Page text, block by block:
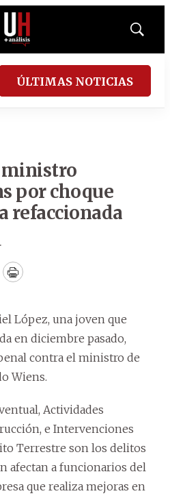
Mostrar
ÚLTIMAS NOTICIAS
ministro
por choque
refaccionada
Print
López, una joven que
en diciembre pasado,
contra el ministro de
Wiens.
Actividades
e Intervenciones
Terrestre son los delitos
afectan a funcionarios del
que realiza mejoras en